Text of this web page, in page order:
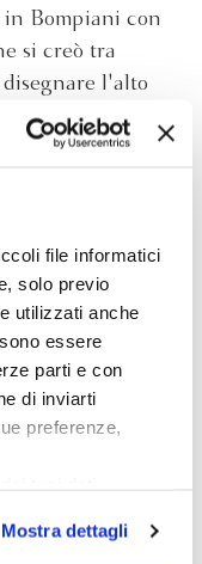
file informatici
solo previo
utilizzati anche
essere
parti e con
di inviarti
preferenze,
prendere visione
Mostra dettagli
Bompiani con
si creò tra
l'alto
Nel 1949 verrà
dello scrittore,
Gli
Dai romanzi La
verranno tratti
esce un altro
La noia
Damiani.
italiana da
ad arrivare a